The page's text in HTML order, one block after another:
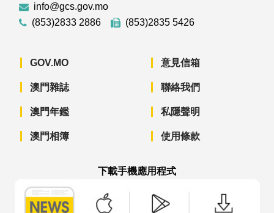
info@gcs.gov.mo
(853)2833 2886
(853)2835 5426
GOV.MO
澳門雜誌
澳門年鑑
澳門相簿
意見信箱
聯絡我們
私隱聲明
使用條款
下載手機應用程式